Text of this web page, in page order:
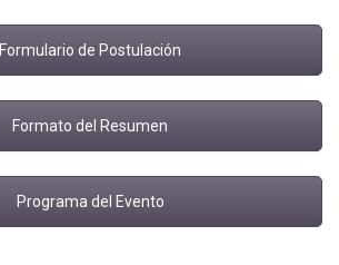
Formulario de Postulación
Formato del Resumen
Programa del Evento